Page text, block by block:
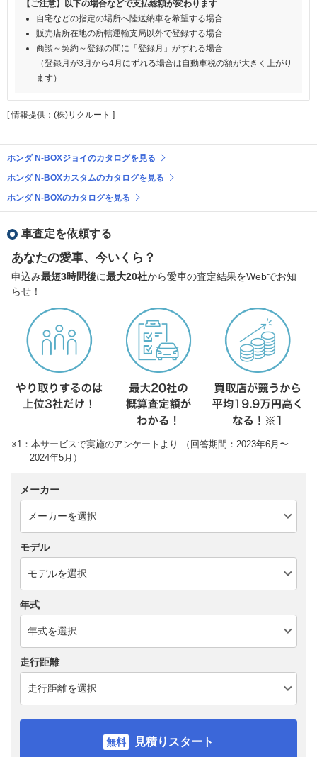
【ご注意】以下の場合などで支払総額が変わります
自宅などの指定の場所へ陸送納車を希望する場合
販売店所在地の所轄運輸支局以外で登録する場合
商談～契約～登録の間に「登録月」がずれる場合
（登録月が3月から4月にずれる場合は自動車税の額が大きく上がり
ます）
[ 情報提供：(株)リクルート ]
ホンダ N-BOXジョイのカタログを見る
ホンダ N-BOXカスタムのカタログを見る
ホンダ N-BOXのカタログを見る
車査定を依頼する
あなたの愛車、今いくら？
申込み最短3時間後に最大20社から愛車の査定結果をWebでお知
らせ！
※1：本サービスで実施のアンケートより （回答期間：2023年6月〜
2024年5月）
メーカー
モデル
年式
走行距離
見積りスタート